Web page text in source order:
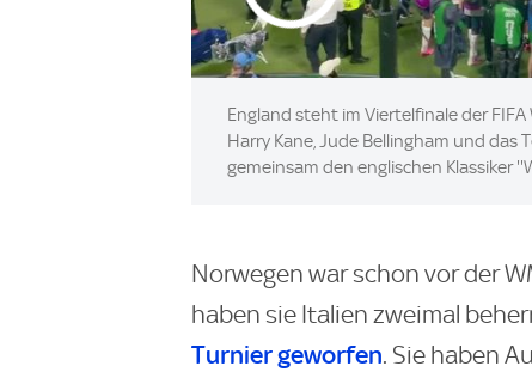
England steht im Viertelfinale der
Harry Kane, Jude Bellingham und
gemeinsam den englischen Klassiker
Norwegen war schon vor der
haben sie Italien zweimal
Turnier geworfen. Sie haben